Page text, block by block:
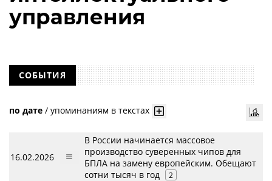
управления
СОБЫТИЯ
по дате / упоминаниям в текстах
16.02.2026
В России начинается массовое
производство суверенных чипов для
БПЛА на замену европейским. Обещают
сотни тысяч в год
2